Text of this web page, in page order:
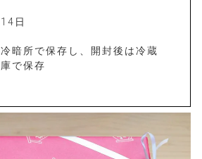
14日
冷暗所で保存し、開封後は冷蔵
庫で保存